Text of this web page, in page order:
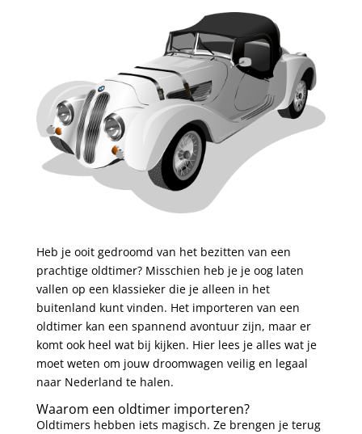
Heb je ooit gedroomd van het bezitten van een
prachtige oldtimer? Misschien heb je je oog laten
vallen op een klassieker die je alleen in het
buitenland kunt vinden. Het importeren van een
oldtimer kan een spannend avontuur zijn, maar er
komt ook heel wat bij kijken. Hier lees je alles wat je
moet weten om jouw droomwagen veilig en legaal
naar Nederland te halen.
Waarom een oldtimer importeren?
Oldtimers hebben iets magisch. Ze brengen je terug